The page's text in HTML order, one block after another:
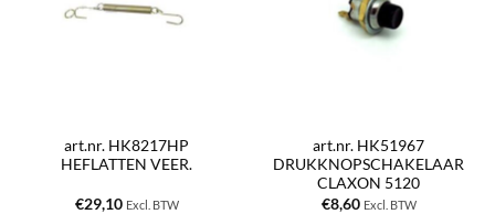
art.nr. HK8217HP
HEFLATTEN VEER.
€29,10 Excl. BTW
art.nr. HK51967
DRUKKNOPSCHAKELAAR
CLAXON 5120
€8,60 Excl. BTW